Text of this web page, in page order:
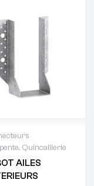
, Quincaillerie
AILES
: 01 64 88
38